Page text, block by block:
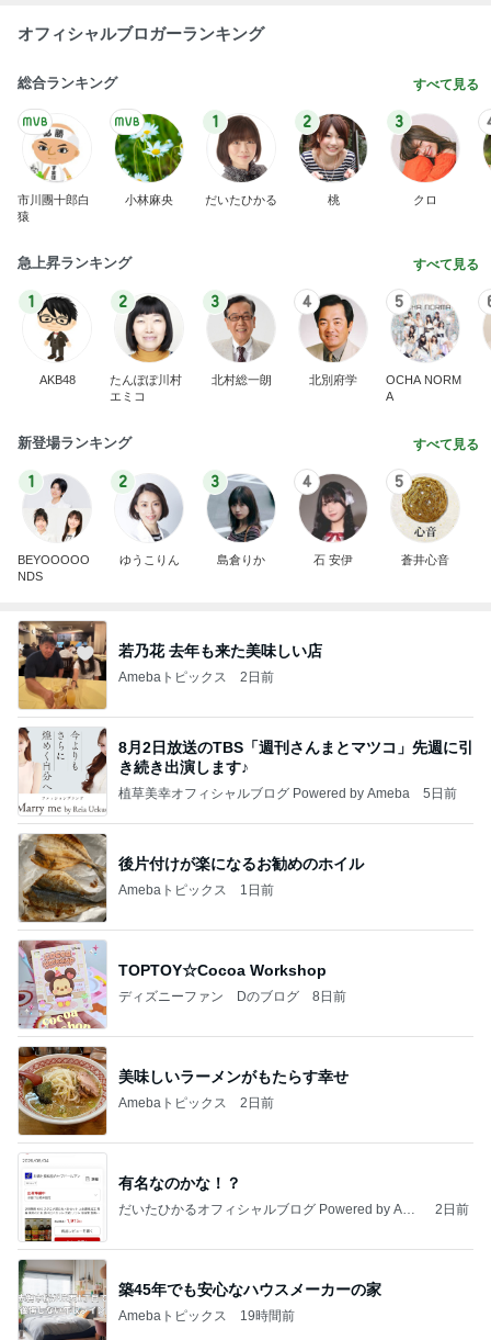
オフィシャルブロガーランキング
総合ランキング すべて見る
市川團十郎白
猿
小林麻央
1
だいたひかる
2
桃
3
クロ
急上昇ランキング すべて見る
1
AKB48
2
たんぽぽ川村
エミコ
3
北村総一朗
4
北別府学
5
OCHA NORM
A
新登場ランキング すべて見る
1
BEYOOOOO
NDS
2
ゆうこりん
3
島倉りか
4
石 安伊
5
蒼井心音
若乃花 去年も来た美味しい店
Amebaトピックス 2日前
8月2日放送のTBS「週刊さんまとマツコ」先週に引
き続き出演します♪
植草美幸オフィシャルブログ Powered by Ameba 5日前
後片付けが楽になるお勧めのホイル
Amebaトピックス 1日前
TOPTOY☆Cocoa Workshop
ディズニーファン Dのブログ 8日前
美味しいラーメンがもたらす幸せ
Amebaトピックス 2日前
有名なのかな！？
だいたひかるオフィシャルブログ Powered by Ame
2日前
築45年でも安心なハウスメーカーの家
Amebaトピックス 19時間前